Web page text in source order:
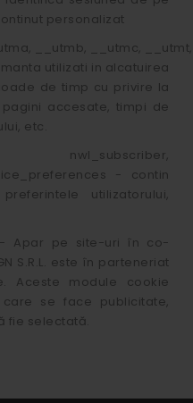
personalizat
__utmb, __utmc,
utilizati in alcatuirea
de timp cu privire la
accesate, timpi de
etc.
- contin
utilizatorului,
- Apar pe site-uri în co-
S.R.L. este în parteneriat
Aceste module cookie
se face publicitate,
fie selectată.